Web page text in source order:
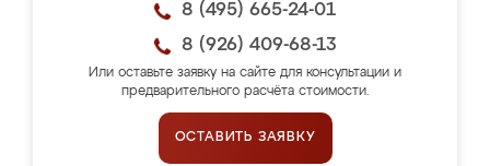
8 (495) 665-24-01
8 (926) 409-68-13
Или оставьте заявку на сайте для консультации и
предварительного расчёта стоимости.
ОСТАВИТЬ ЗАЯВКУ